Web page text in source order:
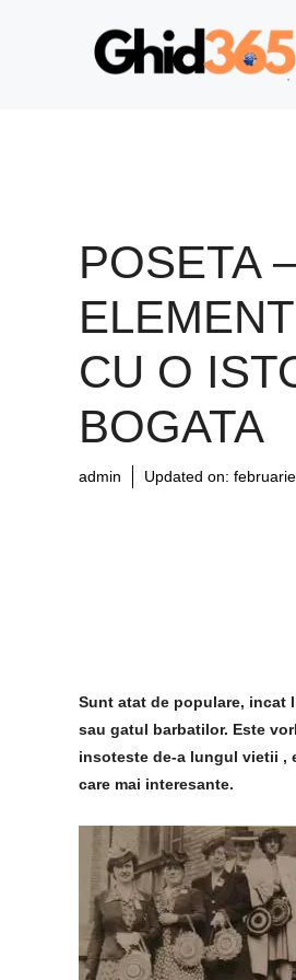
POSETA
CU O
BOGATA
admin Updated on:
Sunt atat de populare, incat
sau gatul barbatilor. Este
insoteste de-a lungul vietii ,
care mai interesante.